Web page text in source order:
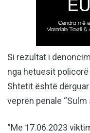
Si rezultat i
nga hetuesit
Shtetit është
veprën penale “Sulm
“Me 17.06.2023